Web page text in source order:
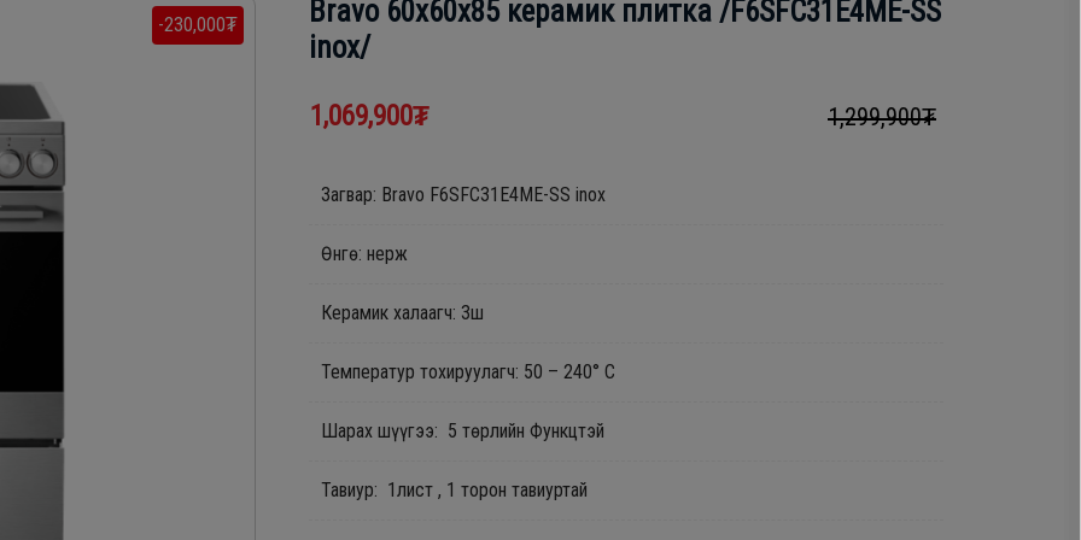
-230,000₮
Bravo 60х60х85 керамик плитка /F6SFC31E4ME-SS
inox/
1,069,900₮ 1,299,900₮
Загвар: Bravo F6SFC31E4ME-SS inox
Өнгө: нерж
Керамик халаагч: 3ш
Температур тохируулагч: 50 – 240° C
Шарах шүүгээ: 5 төрлийн Функцтэй
Тавиур: 1лист , 1 торон тавиуртай